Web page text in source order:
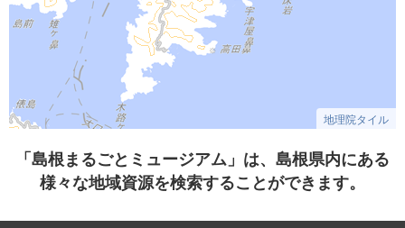
地理院タイル
「島根まるごとミュージアム」は、島根県内にある
様々な地域資源を検索することができます。